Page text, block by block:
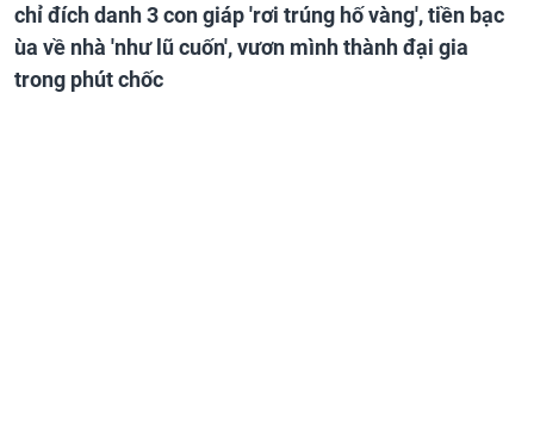
chỉ đích danh 3 con giáp 'rơi trúng hố vàng', tiền bạc
ùa về nhà 'như lũ cuốn', vươn mình thành đại gia
trong phút chốc